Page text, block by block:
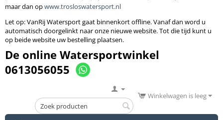
maar dan opwww.trosloswatersport.nl
Let op: VanRij Watersport gaat binnenkortoffline. Vanaf dan word u
automatisch doorgelinkt naar onze nieuwe website. Tot die tijd kunt u
op beide website uw bestelling plaatsen.
De online Watersportwinkel
0613056055
Winkelwagen is leeg